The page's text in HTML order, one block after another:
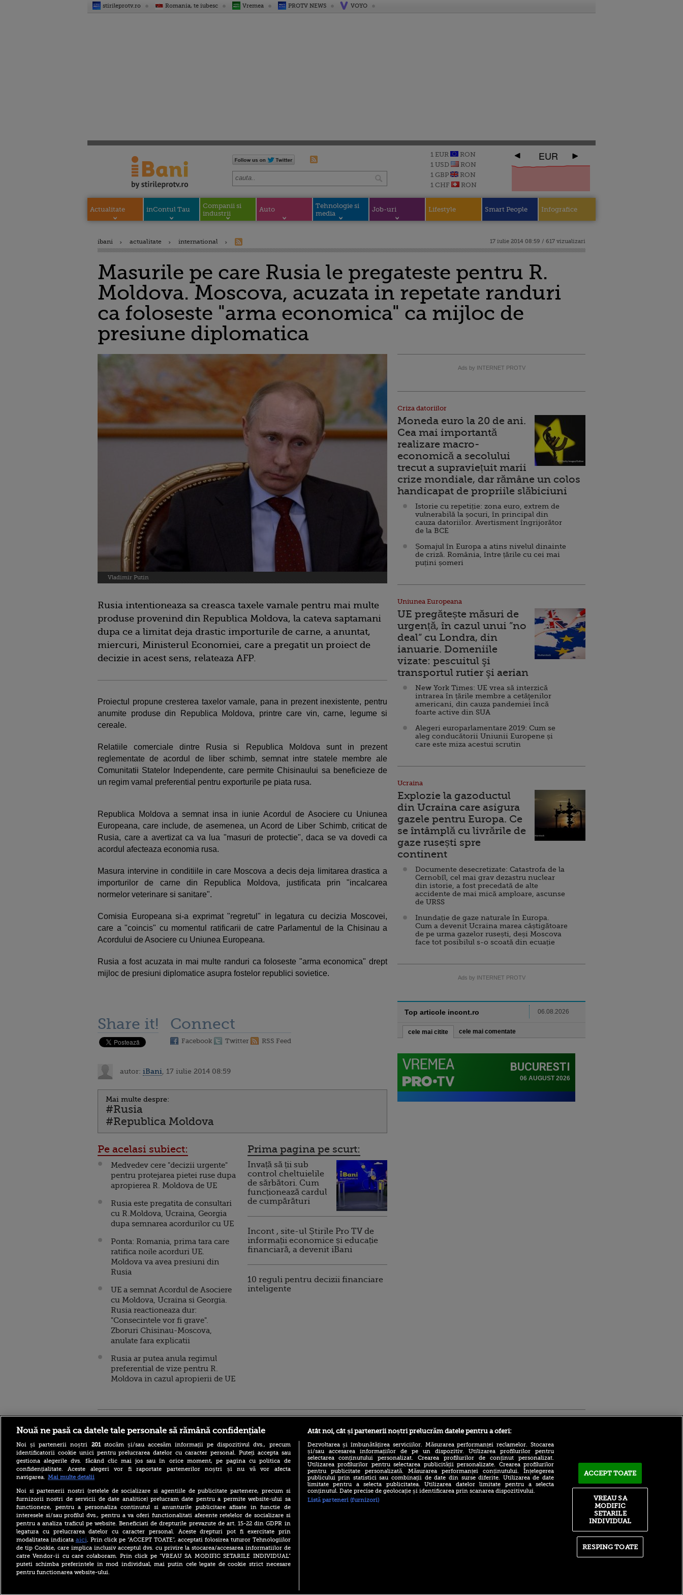
stirileprotv.ro Romania, te iubesc Vremea PROTV NEWS VOYO
1 EUR
RON
1 USD
RON
1 GBP
RON
1 CHF
RON
EUR
Actualitate inContul Tau
Companii si
industrii
Auto
Tehnologie si
media
Job-uri Lifestyle Smart People Infografice
ibani actualitate international 17 iulie 2014 08:59 / 617 vizualizari
Masurile pe care Rusia le pregateste pentru R.
Moldova. Moscova, acuzata in repetate randuri
ca foloseste "arma economica" ca mijloc de
presiune diplomatica
Vladimir Putin
Rusia intentioneaza sa creasca taxele vamale pentru mai multe
produse provenind din Republica Moldova, la cateva saptamani
dupa ce a limitat deja drastic importurile de carne, a anuntat,
miercuri, Ministerul Economiei, care a pregatit un proiect de
decizie in acest sens, relateaza AFP.
Proiectul propune cresterea taxelor vamale, pana in prezent inexistente, pentru
anumite produse din Republica Moldova, printre care vin, carne, legume si
cereale.
Relatiile comerciale dintre Rusia si Republica Moldova sunt in prezent
reglementate de acordul de liber schimb, semnat intre statele membre ale
Comunitatii Statelor Independente, care permite Chisinaului sa beneficieze de
un regim vamal preferential pentru exporturile pe piata rusa.
Republica Moldova a semnat insa in iunie Acordul de Asociere cu Uniunea
Europeana, care include, de asemenea, un Acord de Liber Schimb, criticat de
Rusia, care a avertizat ca va lua "masuri de protectie", daca se va dovedi ca
acordul afecteaza economia rusa.
Masura intervine in conditiile in care Moscova a decis deja limitarea drastica a
importurilor de carne din Republica Moldova, justificata prin "incalcarea
normelor veterinare si sanitare".
Comisia Europeana si-a exprimat "regretul" in legatura cu decizia Moscovei,
care a "coincis" cu momentul ratificarii de catre Parlamentul de la Chisinau a
Acordului de Asociere cu Uniunea Europeana.
Rusia a fost acuzata in mai multe randuri ca foloseste "arma economica" drept
mijloc de presiuni diplomatice asupra fostelor republici sovietice.
Share it! Connect
Facebook Twitter RSS Feed
autor: iBani , 17 iulie 2014 08:59
Mai multe despre:
#Rusia
#Republica Moldova
Pe acelasi subiect:
Medvedev cere "decizii urgente"
pentru protejarea pietei ruse dupa
apropierea R. Moldova de UE
Rusia este pregatita de consultari
cu R.Moldova, Ucraina, Georgia
dupa semnarea acordurilor cu UE
Ponta: Romania, prima tara care
ratifica noile acorduri UE.
Moldova va avea presiuni din
Rusia
UE a semnat Acordul de Asociere
cu Moldova, Ucraina si Georgia.
Rusia reactioneaza dur:
"Consecintele vor fi grave".
Zboruri Chisinau-Moscova,
anulate fara explicatii
Rusia ar putea anula regimul
preferential de vize pentru R.
Moldova in cazul apropierii de UE
Prima pagina pe scurt:
Invață să ții sub
control cheltuielile
de sărbători. Cum
funcționează cardul
de cumpărături
Incont , site-ul Știrile Pro TV de
informații economice și educație
financiară, a devenit iBani
10 reguli pentru decizii financiare
inteligente
Ads by INTERNET PROTV
Criza datoriilor
Moneda euro la 20 de ani.
Cea mai importantă
realizare macro-
economică a secolului
trecut a supraviețuit marii
crize mondiale, dar rămâne un colos
handicapat de propriile slăbiciuni
Istorie cu repetiție: zona euro, extrem de
vulnerabilă la șocuri, în principal din
cauza datoriilor. Avertisment îngrijorător
de la BCE
Șomajul în Europa a atins nivelul dinainte
de criză. România, între țările cu cei mai
puțini șomeri
Uniunea Europeana
UE pregătește măsuri de
urgență, în cazul unui ”no
deal” cu Londra, din
ianuarie. Domeniile
vizate: pescuitul şi
transportul rutier şi aerian
New York Times: UE vrea să interzică
intrarea în țările membre a cetăţenilor
americani, din cauza pandemiei încă
foarte active din SUA
Alegeri europarlamentare 2019: Cum se
aleg conducătorii Uniunii Europene și
care este miza acestui scrutin
Ucraina
Explozie la gazoductul
din Ucraina care asigura
gazele pentru Europa. Ce
se întâmplă cu livrările de
gaze rusești spre
continent
Documente desecretizate: Catastrofa de la
Cernobîl, cel mai grav dezastru nuclear
din istorie, a fost precedată de alte
accidente de mai mică amploare, ascunse
de URSS
Inundație de gaze naturale în Europa.
Cum a devenit Ucraina marea câștigătoare
de pe urma gazelor rusești, deși Moscova
face tot posibilul s-o scoată din ecuație
Ads by INTERNET PROTV
Top articole incont.ro 06.08.2026
cele mai citite cele mai comentate
negre” ia amploare în Rusia.
„Găsește-ți un soldat și când
va fi ucis vei primi 8
milioane de ruble”
Aflat în SUA, ministrul
britanic de Externe a evitat
să spună dacă îl mai
consideră pe Trump „idiot,
rasist și misogin”
Primăriile care nu se
înrolează pe Ghiseul.ro pot
(P) Descoperă Lumea
Evenimentelor din România
Adrian Mihalcea, discurs
incredibil înainte de UTA -
Ce declin! Cu cine a semnat
Nouă ne pasă ca datele tale personale să rămână confidențiale
Noi și partenerii noștri 201stocăm și/sau accesăm informații pe dispozitivul dvs., precum
identificatorii cookie unici pentru prelucrarea datelor cu caracter personal. Puteți accepta sau
gestiona alegerile dvs. făcând clic mai jos sau în orice moment, pe pagina cu politica de
confidențialitate. Aceste alegeri vor fi raportate partenerilor noștri și nu vă vor afecta
navigarea. Mai multe detalii
Noi si partenerii nostri (retelele de socializare si agentiile de publicitate partenere, precum si
furnizorii nostri de servicii de date analitice) prelucram date pentru a permite website-ului sa
functioneze, pentru a personaliza continutul si anunturile publicitare afisate in functie de
interesele si/sau profilul dvs., pentru a va oferi functionalitati aferente retelelor de socializare si
pentru a analiza traficul pe website. Beneficiati de drepturile prevazute de art. 15-22 din GDPR in
legatura cu prelucrarea datelor cu caracter personal. Aceste drepturi pot fi exercitate prin
modalitatea indicata aici. Prin click pe “ACCEPT TOATE”, acceptati folosirea tuturor Tehnologiilor
de tip Cookie, care implica inclusiv acceptul dvs. cu privire la stocarea/accesarea informatiilor de
catre Vendor-ii cu care colaboram. Prin click pe “VREAU SA MODIFIC SETARILE INDIVIDUAL”
puteti schimba preferintele in mod individual, mai putin cele legate de cookie strict necesare
pentru functionarea website-ului.
Atât noi, cât și partenerii noștri prelucrăm datele pentru a oferi:
Dezvoltarea și îmbunătățirea serviciilor. Măsurarea performanței reclamelor. Stocarea
și/sau accesarea informațiilor de pe un dispozitiv. Utilizarea profilurilor pentru
selectarea conținutului personalizat. Crearea profilurilor de conținut personalizat.
Utilizarea profilurilor pentru selectarea publicității personalizate. Crearea profilurilor
pentru publicitate personalizată. Măsurarea performanței conținutului. Înțelegerea
publicului prin statistici sau combinații de date din surse diferite. Utilizarea de date
limitate pentru a selecta publicitatea. Utilizarea datelor limitate pentru a selecta
conținutul. Date precise de geolocație și identificarea prin scanarea dispozitivului.
Listă parteneri (furnizori)
ACCEPT TOATE
RESPING TOATE
VREAU SA
MODIFIC
SETARILE
INDIVIDUAL